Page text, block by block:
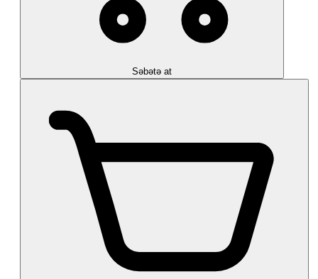
Səbətə at